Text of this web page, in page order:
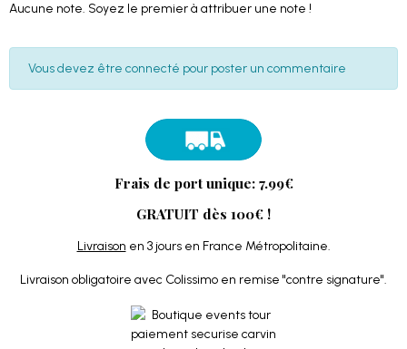
Aucune note. Soyez le premier à attribuer une note !
Vous devez être connecté pour poster un commentaire
Frais de port unique: 7.99€
GRATUIT dès 100€ !
Livraison en 3 jours en France Métropolitaine.
Livraison obligatoire avec Colissimo en remise "contre signature".